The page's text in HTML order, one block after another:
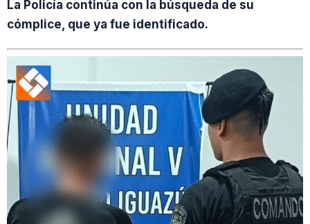
La Policía continúa con la búsqueda de su
cómplice, que ya fue identificado.